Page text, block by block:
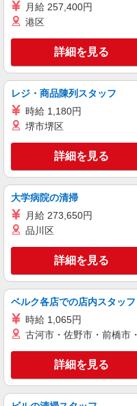
株式会社シエロ
月給
6か月・時給1550円〜
り） ゜+゜・。○。・゜+゜・。○。・゜+゜ 入社
祝い金10万円支給(
ンセンティブ支給(規
愛知県
派遣社員
スマホ携
時給
価制度あ
可能（規
+゜
株式会社シエロ
【ソフト
月給
る） ※残
゜+゜・
10万円支給(規定有) お友達
ティブ支
○。・゜+
愛知
キープ
月給 257,400円
港区
詳細を見る
レジ・商品陳列スタッフ
時給 1,180円
堺市堺区
詳細を見る
大学病院の清掃
月給 273,650円
品川区
詳細を見る
ベルク各店での店内スタッフ
時給 1,065円
古河市・佐野市・前橋市
詳細を見る